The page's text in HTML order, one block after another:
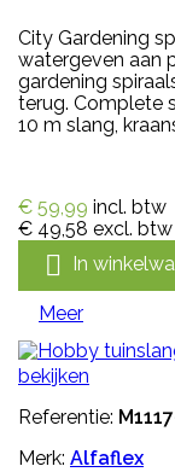
City Gardening
watergeven aan
gardening
terug. Complete
10 m slang,
€ 59,99 incl. btw
€ 49,58 excl. btw
 In
Meer
bekijken
Referentie:
Merk: Alfaflex